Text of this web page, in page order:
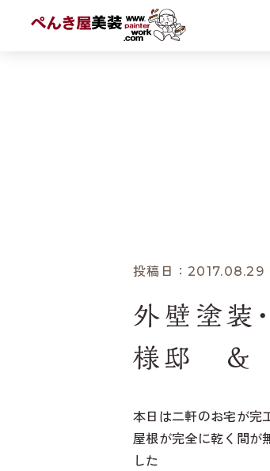
投稿日：
外壁塗装
様邸 ＆
本日は二軒のお宅が完
屋根が完全に乾く間が
した